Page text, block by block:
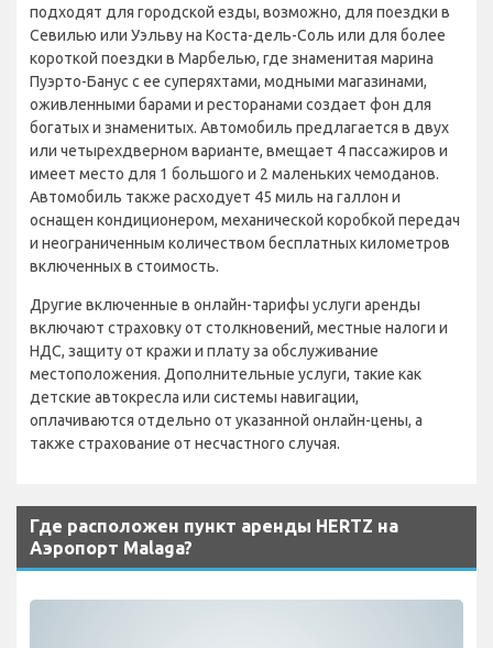
подходят для городской езды, возможно, для поездки в
Севилью или Уэльву на Коста-дель-Соль или для более
короткой поездки в Марбелью, где знаменитая марина
Пуэрто-Банус с ее суперяхтами, модными магазинами,
оживленными барами и ресторанами создает фон для
богатых и знаменитых. Автомобиль предлагается в двух
или четырехдверном варианте, вмещает 4 пассажиров и
имеет место для 1 большого и 2 маленьких чемоданов.
Автомобиль также расходует 45 миль на галлон и
оснащен кондиционером, механической коробкой передач
и неограниченным количеством бесплатных километров
включенных в стоимость.
Другие включенные в онлайн-тарифы услуги аренды
включают страховку от столкновений, местные налоги и
НДС, защиту от кражи и плату за обслуживание
местоположения. Дополнительные услуги, такие как
детские автокресла или системы навигации,
оплачиваются отдельно от указанной онлайн-цены, а
также страхование от несчастного случая.
Где расположен пункт аренды HERTZ на
Аэропорт Malaga?